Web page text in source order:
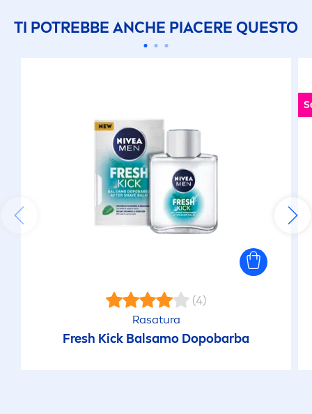
TI POTREBBE ANCHE PIACERE QUESTO
(4)
Rasatura
Fresh Kick Balsamo Dopobarba